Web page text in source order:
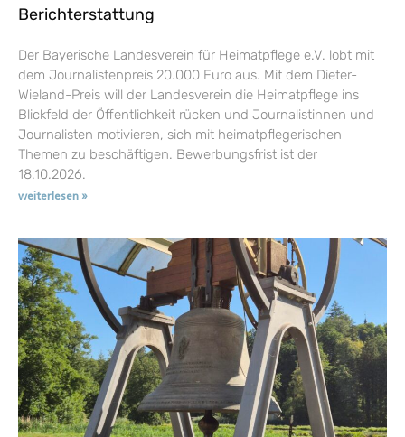
Berichterstattung
Der Bayerische Landesverein für Heimatpflege e.V. lobt mit
dem Journalistenpreis 20.000 Euro aus. Mit dem Dieter-
Wieland-Preis will der Landesverein die Heimatpflege ins
Blickfeld der Öffentlichkeit rücken und Journalistinnen und
Journalisten motivieren, sich mit heimatpflegerischen
Themen zu beschäftigen. Bewerbungsfrist ist der
18.10.2026.
weiterlesen »